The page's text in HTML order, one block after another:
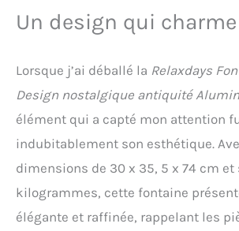
robinet et un
Avec grille pour
emplacement
après le
à eau pour
puit Détails:
robinet : 64 cm
intérieur du
- Profondeur
cm
Un design qui charme
Lorsque j’ai déballé la Relaxdays
Design nostalgique antiquité
élément qui a capté mon attention
indubitablement son esthétique.
dimensions de 30 x 35, 5 x 74 cm et
kilogrammes, cette fontaine
élégante et raffinée, rappelant les